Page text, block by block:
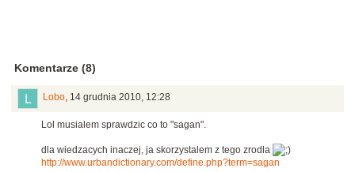
Komentarze (8)
Lobo, 14 grudnia 2010, 12:28
Lol musialem sprawdzic co to "sagan".
dla wiedzacych inaczej, ja skorzystalem z tego zrodla
http://www.urbandictionary.com/define.php?term=sagan